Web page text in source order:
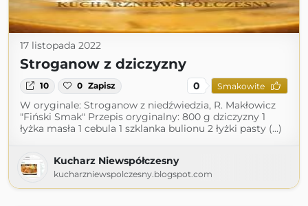
17 listopada 2022
Stroganow z dziczyzny
10 0 Zapisz 0 Smakowite
W oryginale: Stroganow z niedźwiedzia, R. Makłowicz
"Fiński Smak" Przepis oryginalny: 800 g dziczyzny 1
łyżka masła 1 cebula 1 szklanka bulionu 2 łyżki pasty (...)
Kucharz Niewspółczesny
kucharzniewspolczesny.blogspot.com